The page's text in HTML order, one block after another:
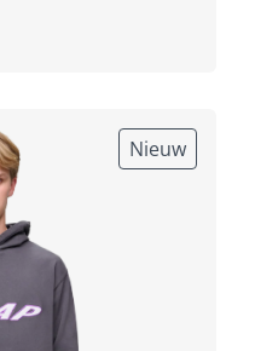
Nieuw